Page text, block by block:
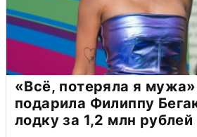
«Всё, потеряла я
подарила Филиппу
лодку за 1,2 млн рублей